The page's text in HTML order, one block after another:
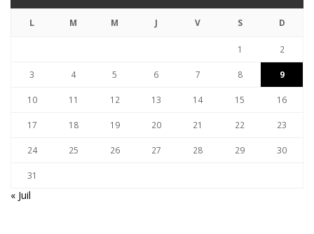
L M M J V S D
1 2
3 4 5 6 7 8 9
10 11 12 13 14 15 16
17 18 19 20 21 22 23
24 25 26 27 28 29 30
31
« Juil